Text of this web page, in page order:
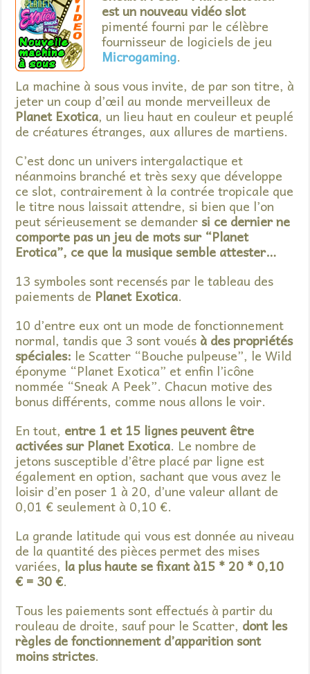
est un nouveau vidéo slot
pimenté fourni par le célèbre
fournisseur de logiciels de jeu
Microgaming.
La machine à sous vous invite, de par son titre, à
jeter un coup d’œil au monde merveilleux de
Planet Exotica, un lieu haut en couleur et peuplé
de créatures étranges, aux allures de martiens.
C’est donc un univers intergalactique et
néanmoins branché et très sexy que développe
ce slot, contrairement à la contrée tropicale que
le titre nous laissait attendre, si bien que l’on
peut sérieusement se demander si ce dernier ne
comporte pas un jeu de mots sur “Planet
Erotica”, ce que la musique semble attester…
13 symboles sont recensés par le tableau des
paiements de Planet Exotica.
10 d’entre eux ont un mode de fonctionnement
normal, tandis que 3 sont voués à des propriétés
spéciales: le Scatter “Bouche pulpeuse”, le Wild
éponyme “Planet Exotica” et enfin l’icône
nommée “Sneak A Peek”. Chacun motive des
bonus différents, comme nous allons le voir.
En tout, entre 1 et 15 lignes peuvent être
activées sur Planet Exotica. Le nombre de
jetons susceptible d’être placé par ligne est
également en option, sachant que vous avez le
loisir d’en poser 1 à 20, d’une valeur allant de
0,01 € seulement à 0,10 €.
La grande latitude qui vous est donnée au niveau
de la quantité des pièces permet des mises
variées, la plus haute se fixant à15 * 20 * 0,10
€ = 30 €.
Tous les paiements sont effectués à partir du
rouleau de droite, sauf pour le Scatter, dont les
règles de fonctionnement d’apparition sont
moins strictes.